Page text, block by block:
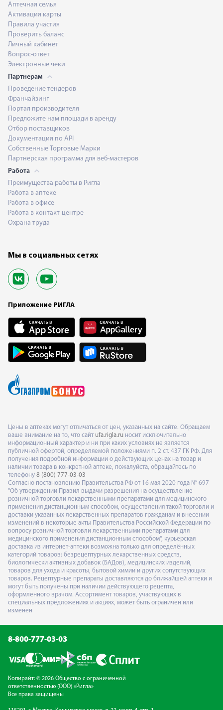
Аптечная семья
Активация карты
Правила участия
Проверить баланс
Личный кабинет
Вопрос-ответ
Электронные чеки
Партнерам
Проведение тендеров
Франчайзинг
Портал производителя
Предложите нам площади в аренду
Отбор поставщиков
Документация по API
Собственные Торговые Марки
Партнерская программа для веб-мастеров
Работа
Преимущества работы в Ригла
Работа в аптеке
Работа в офисе
Работа в контакт-центре
Охрана труда
Мы в социальных сетях
Приложение РИГЛА
Цены в аптеках могут отличаться от цен, указанных на сайте. Обращаем
ваше внимание на то, что сайт ufa.rigla.ru носит исключительно
информационный характер и ни при каких условиях не является
публичной офертой, определяемой положениями п. 2 ст. 437 ГК РФ. Для
получения подробной информации о действующих ценах на товар и
наличии товара в конкретной аптеке, пожалуйста, обращайтесь по
телефону 8 (800) 777-03-03
Согласно постановлению Правительства РФ от 16 мая 2020 года № 697
"Об утверждении Правил выдачи разрешения на осуществление
розничной торговли лекарственными препаратами для медицинского
применения дистанционным способом, осуществления такой торговли и
доставки указанных лекарственных препаратов гражданам и внесении
изменений в некоторые акты Правительства Российской Федерации по
вопросу розничной торговли лекарственными препаратами для
медицинского применения дистанционным способом", курьерская
доставка из интернет-аптеки возможна только для определённых
категорий товаров: безрецептурных лекарственных средств,
биологически активных добавок (БАДов), медицинских изделий,
товаров для ухода и красоты, бытовой химии и других сопутствующих
товаров. Рецептурные препараты доставляются до ближайшей аптеки и
могут быть получены при наличии действующего рецепта,
оформленного врачом. Ассортимент товаров, участвующих в
специальных предложениях и акциях, может быть ограничен или
изменен
8-800-777-03-03
Копирайт: © 2026 Общество с ограниченной
ответственностью (ООО) «Ригла»
Все права защищены